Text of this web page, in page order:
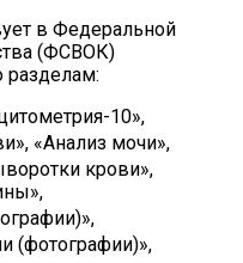
в Федеральной
(ФСВОК)
разделам:
10»,
«Анализ мочи»,
крови»,
(фотографии)»,